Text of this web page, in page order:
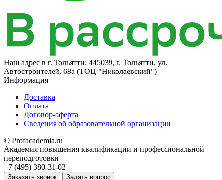
Наш адрес в г. Тольятти: 445039, г. Тольятти, ул.
Автостроителей, 68а (ТОЦ "Николаевский")
Информация
Доставка
Оплата
Договор-оферта
Сведения об образовательной организации
© Profacademia.ru
Академия повышения квалификации и профессиональной
переподготовки
+7 (495) 380-31-02
Заказать звонок Задать вопрос